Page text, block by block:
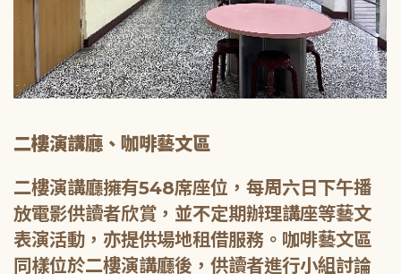
二樓演講廳、咖啡藝文區
二樓演講廳擁有548席座位，每周六日下午播
放電影供讀者欣賞，並不定期辦理講座等藝文
表演活動，亦提供場地租借服務。咖啡藝文區
同樣位於二樓演講廳後，供讀者進行小組討論